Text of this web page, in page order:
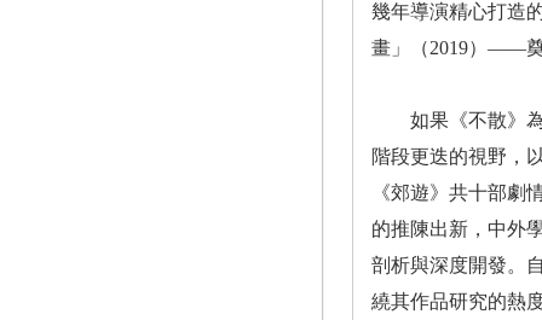
幾年導演精心打造
畫」（2019）——
如果《不散》為
階段更迭的視野，
《郊遊》共十部劇
的推陳出新，中外
剖析與深度開發。
繞其作品研究的熱